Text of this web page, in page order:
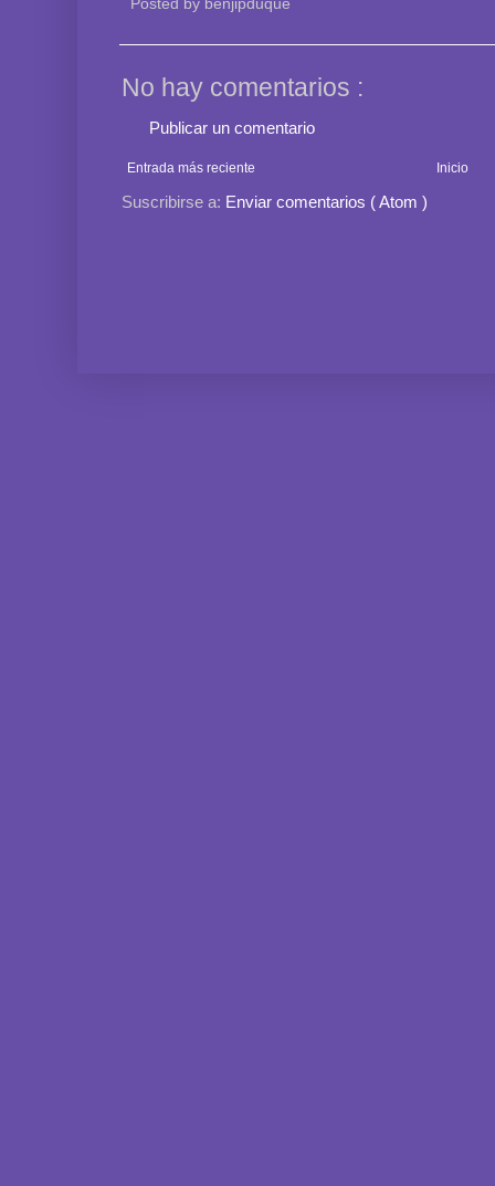
Posted by benjipduque
No hay comentarios :
Publicar un comentario
Entrada más reciente Inicio
Suscribirse a: Enviar comentarios ( Atom )